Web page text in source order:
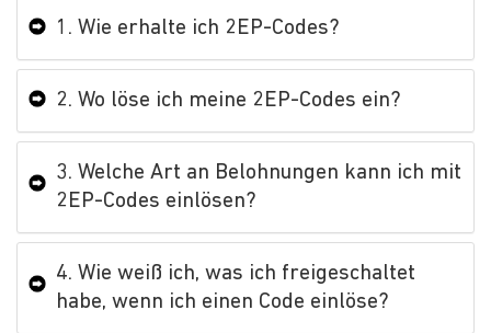
1. Wie erhalte ich 2EP-Codes?
2. Wo löse ich meine 2EP-Codes ein?
3. Welche Art an Belohnungen kann ich mit
2EP-Codes einlösen?
4. Wie weiß ich, was ich freigeschaltet
habe, wenn ich einen Code einlöse?